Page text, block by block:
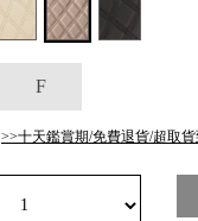
F
>>十天鑑賞期/免費退貨/超取貨